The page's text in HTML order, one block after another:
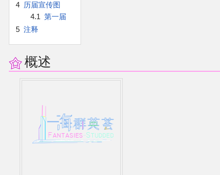
4 历届宣传图
4.1 第一届
5 注释
概述
官方音乐
官方角色
游戏攻略
东方相关活动